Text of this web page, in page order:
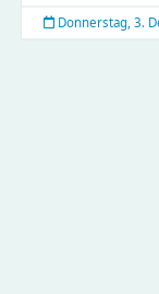
Donnerstag, 3.